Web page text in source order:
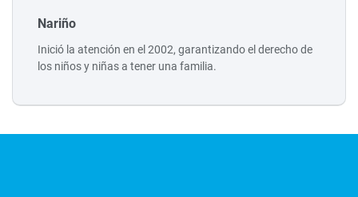
Nariño
Inició la atención en el 2002, garantizando el derecho de
los niños y niñas a tener una familia.